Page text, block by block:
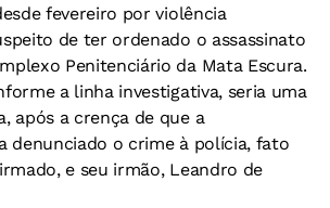
fevereiro por violência
de ter ordenado o assassinato
Penitenciário da Mata Escura.
a linha investigativa, seria uma
após a crença de que a
denunciado o crime à polícia, fato
e seu irmão, Leandro de